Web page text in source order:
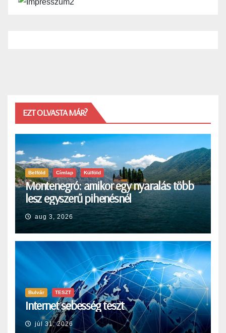
EZT OLVASTA MÁR?
Belföld Címlap Külföld
Montenegró: amikor egy nyaralás több
lesz egyszerű pihenésnél
aug 3, 2026
Bulvár TESZT
Internet sebesség teszt
júl 31, 2026